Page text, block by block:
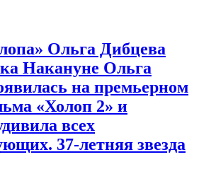
Ольга Дибцева
Накануне Ольга
на премьерном
«Холоп 2» и
всех
37-летняя звезда